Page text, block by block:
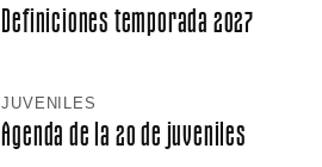
Definiciones temporada 2027
JUVENILES
Agenda de la 20 de juveniles